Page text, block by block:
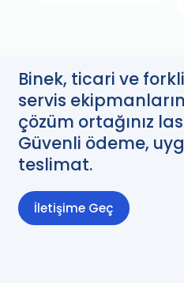
Binek, ticari ve
servis
çözüm ortağınız
Güvenli ödeme,
teslimat.
İletişime Geç